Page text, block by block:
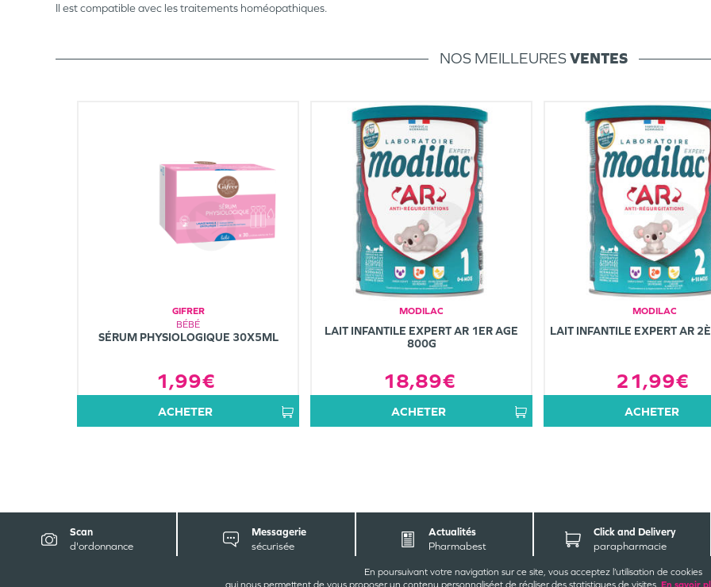
En poursuivant votre navigation sur ce site, vous acceptez l’utilisation de cookies
qui nous permettent de vous proposer un contenu personnaliséet de réaliser des statistiques de visites. En savoir
Il est compatible avec les traitements homéopathiques.
NOS MEILLEURESVENTES
GIFRER
BÉBÉ
SÉRUM PHYSIOLOGIQUE 30X5ML
1,99€
ACHETER
MODILAC
LAIT INFANTILE EXPERT AR 1ER AGE
800G
18,89€
ACHETER
MODILAC
LAIT INFANTILE EXPERT AR
21,99€
ACHETER
Scan
d'ordonnance
Messagerie
sécurisée
Actualités
Pharmabest
Click and Delivery
parapharmacie